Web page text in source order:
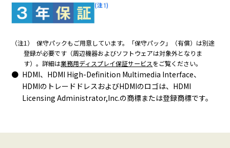
（注1）
保守パックもご用意しています。「保守パック」（有償）は別途
登録が必要です（周辺機器およびソフトウェアは対象外となりま
す）。詳細は業務用ディスプレイ保証サービスをご覧ください。
HDMI、HDMI High-Definition Multimedia Interface、
HDMIのトレードドレスおよびHDMIのロゴは、HDMI
Licensing Administrator,Inc.の商標または登録商標です。